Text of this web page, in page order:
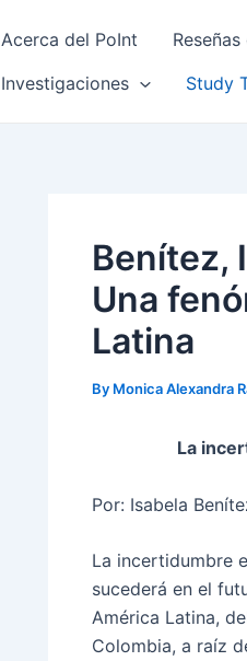
Acerca del PoInt
Investigaciones
Study
Benítez,
Una
Latina
By Monica Alexandra
La
Por: Isabela
La incertidumbre
sucederá en el
América Latina,
Colombia, a raíz
navigation